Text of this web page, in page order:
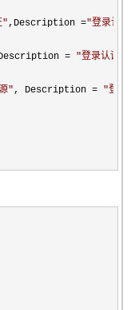
",Description ="登录认
= "登录认证
", Description = "登录